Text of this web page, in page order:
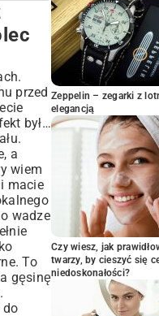
nie
krok po
przed
był…
a
wiem
macie
wadze
To
gęsinę
do
Zeppelin – zegarki z
elegancją
Czy wiesz, jak
twarzy, by cieszyć się
niedoskonałości?